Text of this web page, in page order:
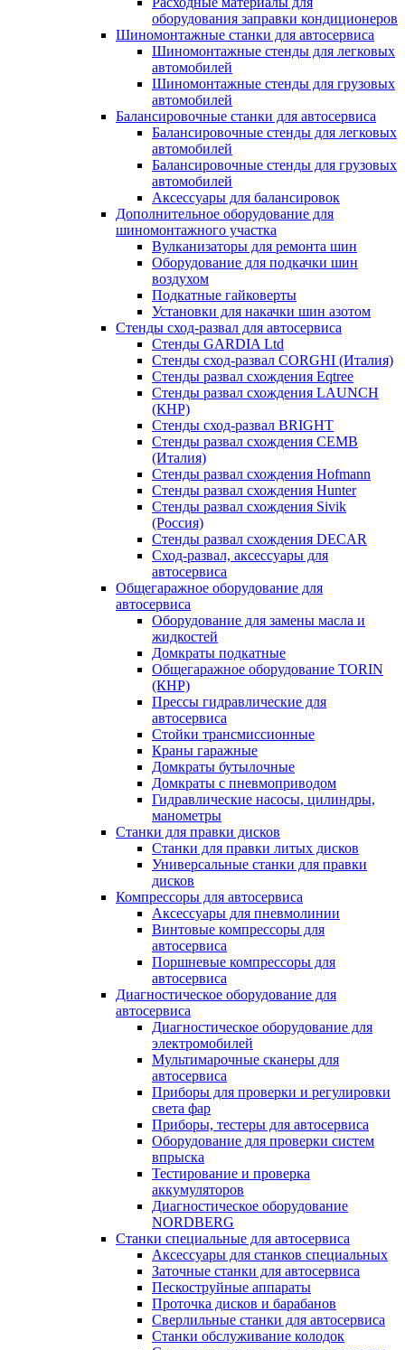
оборудования заправки кондиционеров
Шиномонтажные станки для автосервиса
Шиномонтажные стенды для легковых
автомобилей
Шиномонтажные стенды для грузовых
автомобилей
Балансировочные станки для автосервиса
Балансировочные стенды для легковых
автомобилей
Балансировочные стенды для грузовых
автомобилей
Аксессуары для балансировок
Дополнительное оборудование для
шиномонтажного участка
Вулканизаторы для ремонта шин
Оборудование для подкачки шин
воздухом
Подкатные гайковерты
Установки для накачки шин азотом
Стенды сход-развал для автосервиса
Стенды GARDIA Ltd
Стенды сход-развал CORGHI (Италия)
Стенды развал схождения Eqtree
Стенды развал схождения LAUNCH
(КНР)
Стенды сход-развал BRIGHT
Стенды развал схождения CEMB
(Италия)
Стенды развал схождения Hofmann
Стенды развал схождения Hunter
Стенды развал схождения Sivik
(Россия)
Стенды развал схождения DECAR
Сход-развал, аксессуары для
автосервиса
Общегаражное оборудование для
автосервиса
Оборудование для замены масла и
жидкостей
Домкраты подкатные
Общегаражное оборудование TORIN
(КНР)
Прессы гидравлические для
автосервиса
Стойки трансмиссионные
Краны гаражные
Домкраты бутылочные
Домкраты с пневмоприводом
Гидравлические насосы, цилиндры,
манометры
Станки для правки дисков
Станки для правки литых дисков
Универсальные станки для правки
дисков
Компрессоры для автосервиса
Аксессуары для пневмолинии
Винтовые компрессоры для
автосервиса
Поршневые компрессоры для
автосервиса
Диагностическое оборудование для
автосервиса
Диагностическое оборудование для
электромобилей
Мультимарочные сканеры для
автосервиса
Приборы для проверки и регулировки
света фар
Приборы, тестеры для автосервиса
Оборудование для проверки систем
впрыска
Тестирование и проверка
аккумуляторов
Диагностическое оборудование
NORDBERG
Станки специальные для автосервиса
Аксессуары для станков специальных
Заточные станки для автосервиса
Пескоструйные аппараты
Проточка дисков и барабанов
Сверлильные станки для автосервиса
Станки обслуживание колодок